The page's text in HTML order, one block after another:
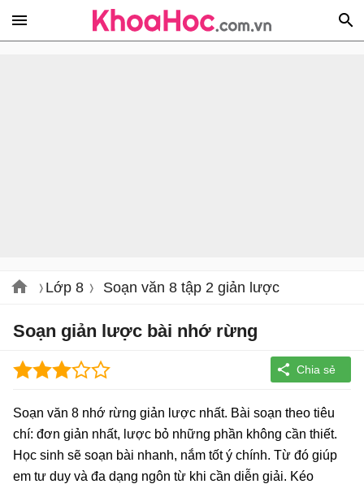
Lớp 8 Soạn văn 8 tập 2 giản lược
Soạn giản lược bài nhớ rừng
Soạn văn 8 nhớ rừng giản lược nhất. Bài soạn theo tiêu
chí: đơn giản nhất, lược bỏ những phần không cần thiết.
Học sinh sẽ soạn bài nhanh, nắm tốt ý chính. Từ đó giúp
em tư duy và đa dạng ngôn từ khi cần diễn giải. Kéo